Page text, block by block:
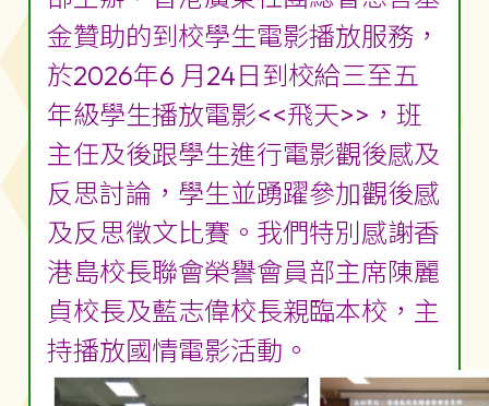
金贊助的到校學生電影播放服務，
於2026年6 月24日到校給三至五
年級學生播放電影<<飛天>>，班
主任及後跟學生進行電影觀後感及
反思討論，學生並踴躍參加觀後感
及反思徵文比賽。我們特別感謝香
港島校長聯會榮譽會員部主席陳麗
貞校長及藍志偉校長親臨本校，主
持播放國情電影活動。